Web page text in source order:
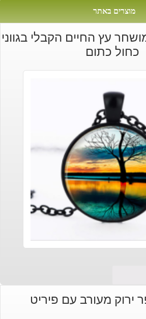
מוצרים באתר
עץ החיים הקבלי בגווני
כחול כתום
ירוק מעורב עם פיריט